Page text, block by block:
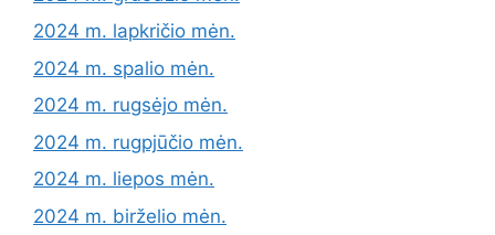
2024 m. lapkričio mėn.
2024 m. spalio mėn.
2024 m. rugsėjo mėn.
2024 m. rugpjūčio mėn.
2024 m. liepos mėn.
2024 m. birželio mėn.